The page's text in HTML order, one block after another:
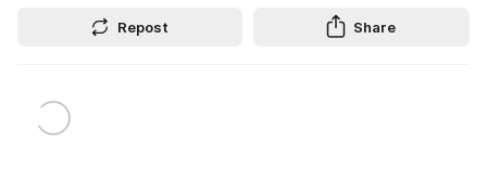
Repost Share